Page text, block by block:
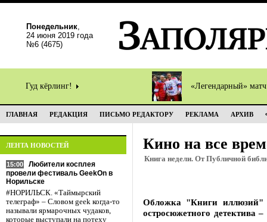
Понедельник,
24 июня 2019 года
№6 (4675)
Гуд кёрлинг! «Легендарный»
ГЛАВНАЯ РЕДАКЦИЯ ПИСЬМО РЕДАКТОРУ РЕКЛАМА АРХИВ
ЛЕНТА НОВОСТЕЙ
15:00
Любители косплея
провели фестиваль GeekOn в
Норильске
#НОРИЛЬСК. «Таймырский
телеграф» – Словом geek когда-то
называли ярмарочных чудаков,
которые выступали на потеху
Кино на все
Книга недели. От Публичной
Обложка "Книги иллюзий"
остросюжетного детектива